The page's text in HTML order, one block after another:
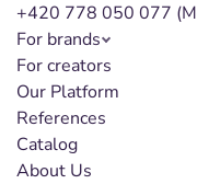
+420 778 050 077
For brands
For creators
Our Platform
References
Catalog
About Us